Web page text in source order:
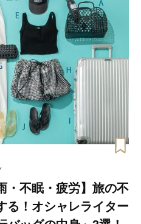
・不眠・疲労】旅の不
る！オシャレライター